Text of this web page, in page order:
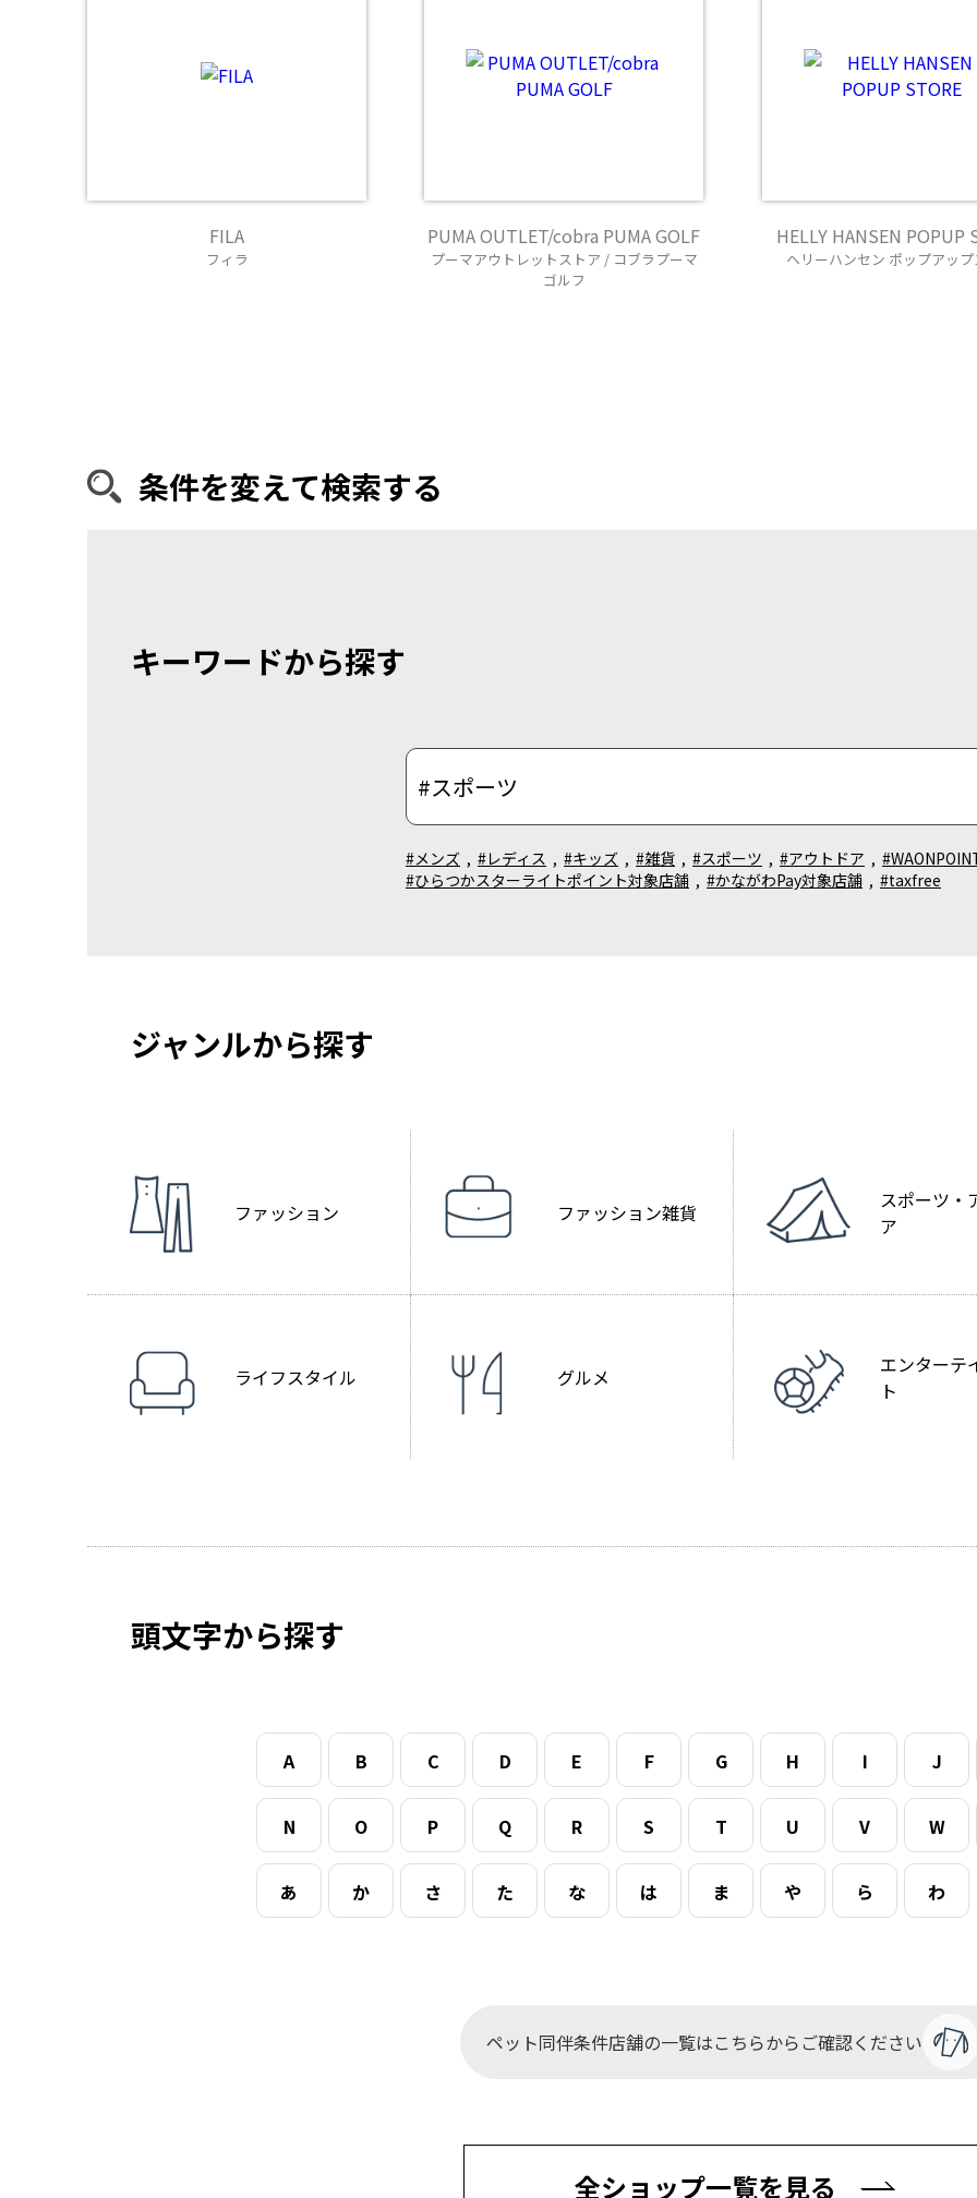
FILA
フィラ
PUMA OUTLET/cobra PUMA GOLF
プーマアウトレットストア / コブラプーマ
ゴルフ
HELLY HANSEN POPUP
ヘリーハンセン ポップアッ
条件を変えて検索する
キーワードから探す
#メンズ , #レディス , #キッズ , #雑貨 , #スポーツ , #アウトドア ,
#ひらつかスターライトポイント対象店舗 , #かながわPay対象店舗 , #taxfree
ジャンルから探す
ファッション ファッション雑貨
スポーツ・
ア
ライフスタイル グルメ
エンターテ
ト
頭文字から探す
A B C D E F G H I J
N O P Q R S T U V W
あ か さ た な は ま や ら わ
ペット同伴条件店舗の一覧はこちらからご確認ください
全ショップ一覧を見る